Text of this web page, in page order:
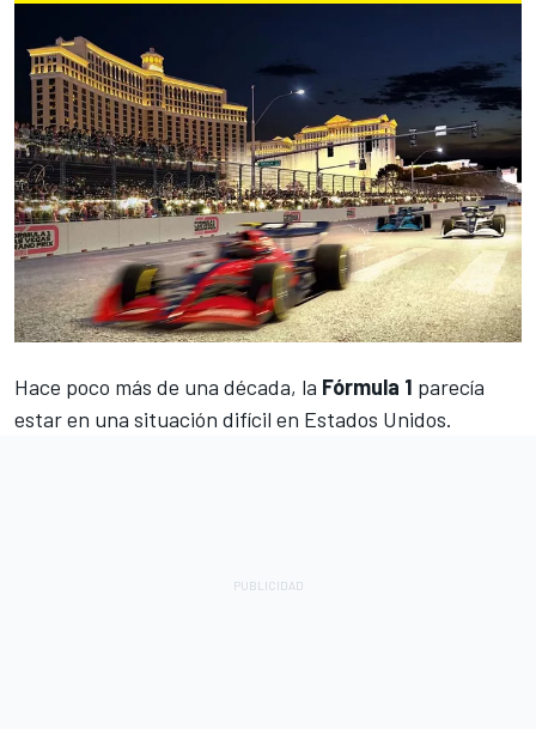
Hace poco más de una década, la Fórmula 1 parecía
estar en una situación difícil en Estados Unidos.